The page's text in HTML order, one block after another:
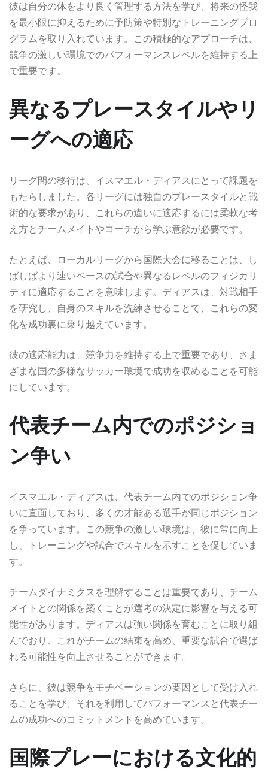
彼は自分の体をより良く管理する方法を学び、将来の怪我
を最小限に抑えるために予防策や特別なトレーニングプロ
グラムを取り入れています。この積極的なアプローチは、
競争の激しい環境でのパフォーマンスレベルを維持する上
で重要です。
異なるプレースタイルやリ
ーグへの適応
リーグ間の移行は、イスマエル・ディアスにとって課題を
もたらしました。各リーグには独自のプレースタイルと戦
術的な要求があり、これらの違いに適応するには柔軟な考
え方とチームメイトやコーチから学ぶ意欲が必要です。
たとえば、ローカルリーグから国際大会に移ることは、し
ばしばより速いペースの試合や異なるレベルのフィジカリ
ティに適応することを意味します。ディアスは、対戦相手
を研究し、自身のスキルを洗練させることで、これらの変
化を成功裏に乗り越えています。
彼の適応能力は、競争力を維持する上で重要であり、さま
ざまな国の多様なサッカー環境で成功を収めることを可能
にしています。
代表チーム内でのポジショ
ン争い
イスマエル・ディアスは、代表チーム内でのポジション争
いに直面しており、多くの才能ある選手が同じポジション
を争っています。この競争の激しい環境は、彼に常に向上
し、トレーニングや試合でスキルを示すことを促していま
す。
チームダイナミクスを理解することは重要であり、チーム
メイトとの関係を築くことが選考の決定に影響を与える可
能性があります。ディアスは強い関係を育むことに取り組
んでおり、これがチームの結束を高め、重要な試合で選ば
れる可能性を向上させることができます。
さらに、彼は競争をモチベーションの要因として受け入れ
ることを学び、それを利用してパフォーマンスと代表チー
ムの成功へのコミットメントを高めています。
国際プレーにおける文化的